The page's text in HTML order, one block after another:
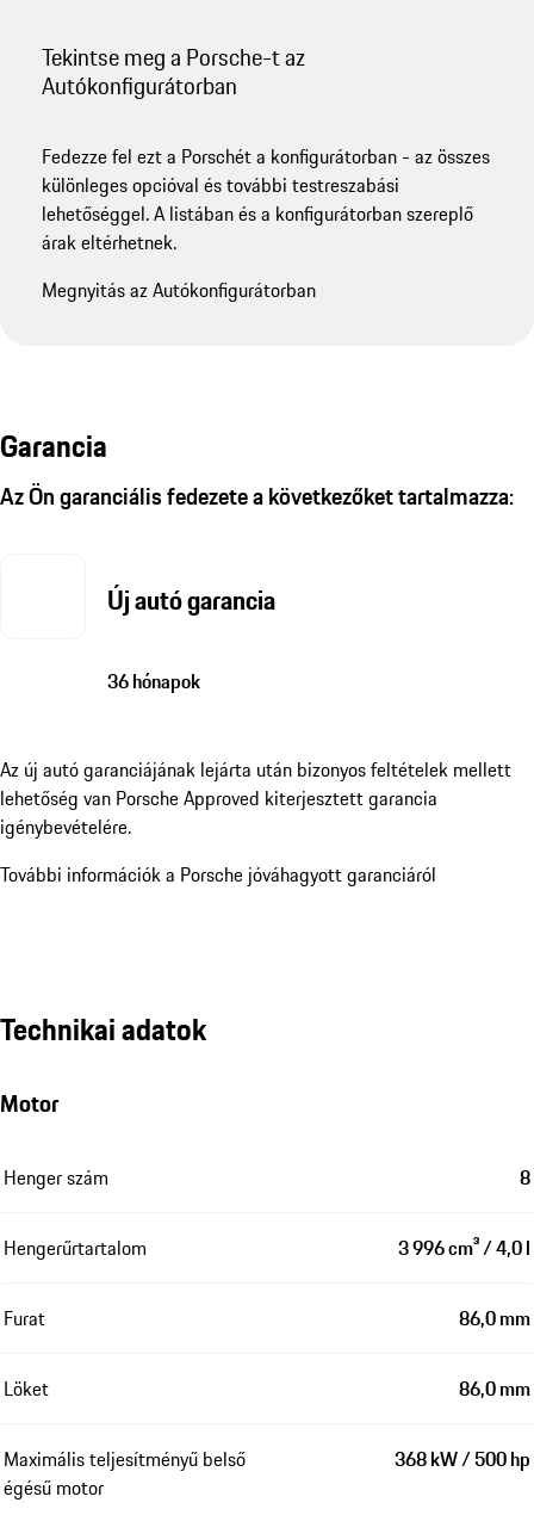
Tekintse meg a Porsche-t az
Autókonfigurátorban
Fedezze fel ezt a Porschét a konfigurátorban - az összes
különleges opcióval és további testreszabási
lehetőséggel. A listában és a konfigurátorban szereplő
árak eltérhetnek.
Megnyitás az Autókonfigurátorban
Garancia
Az Ön garanciális fedezete a következőket tartalmazza:
Új autó garancia
36 hónapok
Az új autó garanciájának lejárta után bizonyos feltételek mellett
lehetőség van Porsche Approved kiterjesztett garancia
igénybevételére.
További információk a Porsche jóváhagyott garanciáról
Technikai adatok
Motor
Henger szám 8
Hengerűrtartalom 3 996 cm³ / 4,0 l
Furat 86,0 mm
Löket 86,0 mm
Maximális teljesítményű belső
égésű motor
368 kW / 500 hp